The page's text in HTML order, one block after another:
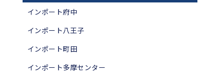
インポート府中
インポート八王子
インポート町田
インポート多摩センター